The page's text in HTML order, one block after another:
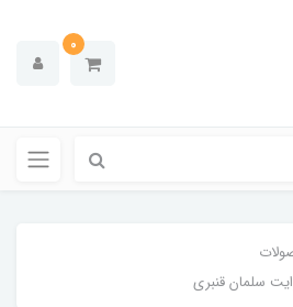
0
سلمان قنبری